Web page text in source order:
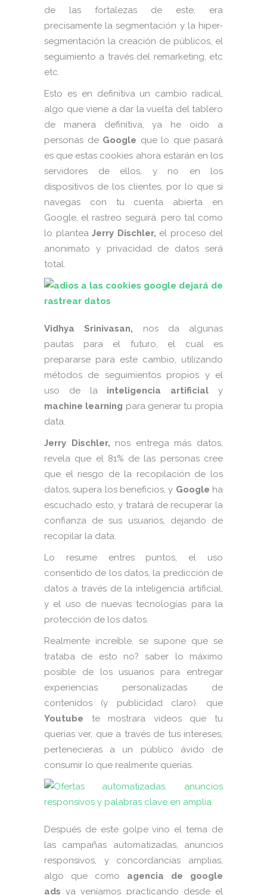
de las fortalezas de este, era
precisamente la segmentación y la hiper-
segmentación la creación de públicos, el
seguimiento a través del remarketing, etc
etc.
Esto es en definitiva un cambio radical,
algo que viene a dar la vuelta del tablero
de manera definitiva, ya he oido a
personas de Google que lo que pasará
es que estas cookies ahora estarán en los
servidores de ellos, y no en los
dispositivos de los clientes, por lo que si
navegas con tu cuenta abierta en
Google, el rastreo seguirá. pero tal como
lo plantea Jerry Dischler, el proceso del
anonimato y privacidad de datos será
total.
Vidhya Srinivasan, nos da algunas
pautas para el futuro, el cual es
prepararse para este cambio, utilizando
métodos de seguimientos propios y el
uso de la inteligencia artificial y
machine learning para generar tu propia
data.
Jerry Dischler, nos entrega más datos,
revela que el 81% de las personas cree
que el riesgo de la recopilación de los
datos, supera los beneficios, y Google ha
escuchado esto, y tratará de recuperar la
confianza de sus usuarios, dejando de
recopilar la data.
Lo resume entres puntos, el uso
consentido de los datos, la predicción de
datos a través de la inteligencia artificial,
y el uso de nuevas tecnologías para la
protección de los datos.
Realmente increíble, se supone que se
trataba de esto no? saber lo máximo
posible de los usuarios para entregar
experiencias personalizadas de
contenidos (y publicidad claro). que
Youtube te mostrara videos que tu
querías ver, que a través de tus intereses,
pertenecieras a un público ávido de
consumir lo que realmente querías.
Después de este golpe vino el tema de
las campañas automatizadas, anuncios
responsivos, y concordancias amplias,
algo que como agencia de google
adsya veníamos practicando desde el